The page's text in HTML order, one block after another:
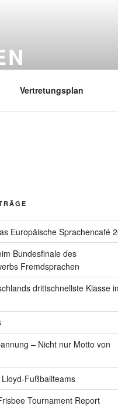
Vertretungsplan
Europäische Sprachencafé
Bundesfinale des
Fremdsprachen
drittschnellste Klasse
– Nicht nur Motto von
Fußballteams
Tournament Report